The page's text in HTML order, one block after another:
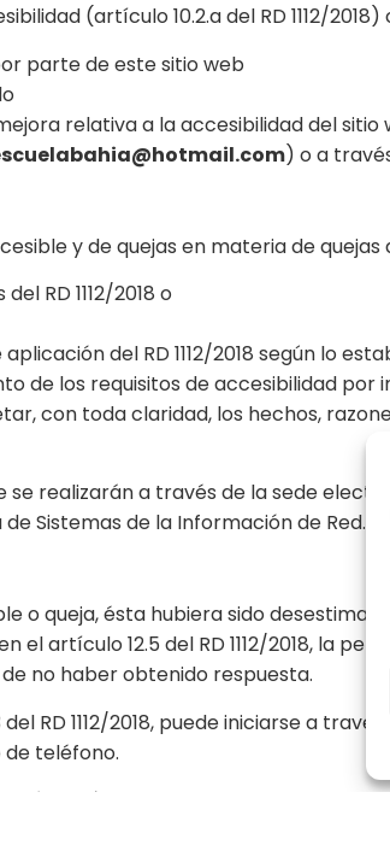
(artículo 10.2.a del RD 1112/
parte de este sitio web
relativa a la accesibilidad del sitio
) o a
y de quejas en materia de
RD 1112/2018 o
del RD 1112/2018 según lo
de los requisitos de accesibilidad
con toda claridad, los hechos,
realizarán a través de la sede
Sistemas de la Información de
o queja, ésta hubiera sido
artículo 12.5 del RD 1112/2018, la
no haber obtenido respuesta.
RD 1112/2018, puede iniciarse a
teléfono.
Ramírez Rodriguez